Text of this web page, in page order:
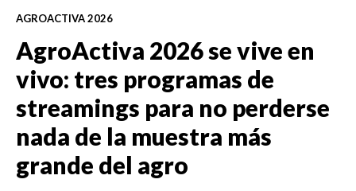
AGROACTIVA 2026
AgroActiva 2026 se vive en
vivo: tres programas de
streamings para no perderse
nada de la muestra más
grande del agro